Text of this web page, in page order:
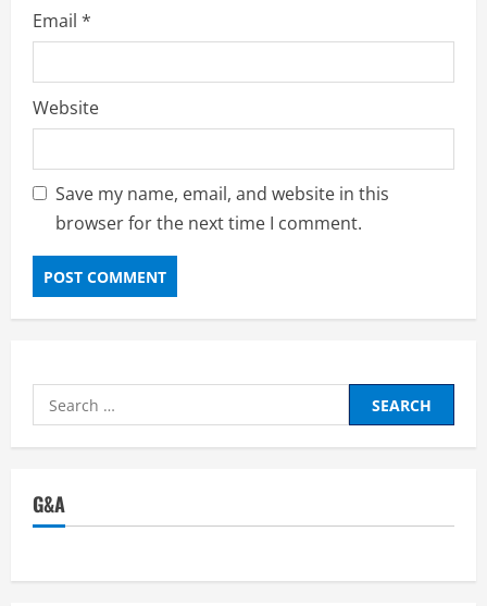
Email *
Website
Save my name, email, and website in this
browser for the next time I comment.
Search
for:
G&A